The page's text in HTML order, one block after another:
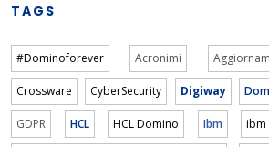
TAGS
#Dominoforever Acronimi
Crossware CyberSecurity Digiway
GDPR HCL HCL Domino Ibm ibm